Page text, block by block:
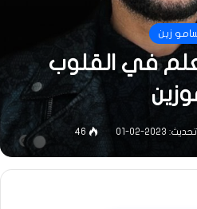
زين
في القلوب
2023-02-01
46